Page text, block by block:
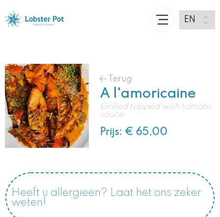
Terug
A l'amoricaine
Grilled topped with tomato
sauce
Prijs: € 65,00
Heeft u allergieën? Laat het ons zeker
weten!